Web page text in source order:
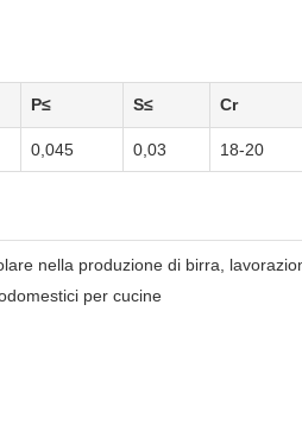
P≤ S≤ Cr
0,045 0,03 18-20
nella produzione di birra,
per cucine